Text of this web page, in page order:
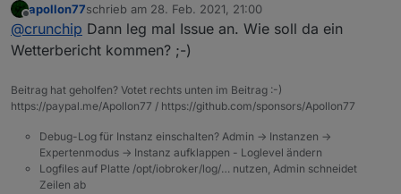
hab das einfach mal so hinterlegt, mit dem Text
"Bewegung erkannt"
als Sprachausgabe kommt aber mein Wetterbericht
apollon77schrieb am 28. Feb. 2021, 21:00
zuletzt editiert von
@crunchip Dann leg mal Issue an. Wie soll da ein
Wetterbericht kommen? ;-)
Beitrag hat geholfen? Votet rechts unten im Beitrag :-)
https://paypal.me/Apollon77 / https://github.com/sponsors/Apollon77
Debug-Log für Instanz einschalten? Admin -> Instanzen ->
Expertenmodus -> Instanz aufklappen - Loglevel ändern
Logfiles auf Platte /opt/iobroker/log/… nutzen, Admin schneidet
Zeilen ab